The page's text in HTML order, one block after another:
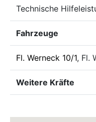
Technische
Fahrzeuge
Fl. Werneck 10/1, Fl.
Weitere Kräfte